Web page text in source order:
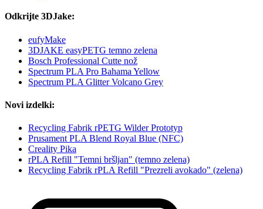
Odkrijte 3DJake:
eufyMake
3DJAKE easyPETG temno zelena
Bosch Professional Cutte nož
Spectrum PLA Pro Bahama Yellow
Spectrum PLA Glitter Volcano Grey
Novi izdelki:
Recycling Fabrik rPETG Wilder Prototyp
Prusament PLA Blend Royal Blue (NFC)
Creality Pika
rPLA Refill "Temni bršljan" (temno zelena)
Recycling Fabrik rPLA Refill "Prezreli avokado" (zelena)